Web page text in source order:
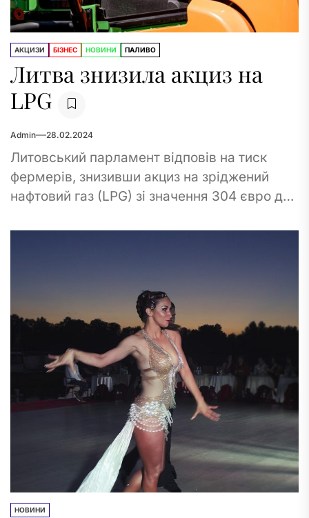
АКЦИЗИ БІЗНЕС НОВИНИ ПАЛИВО
Литва знизила акциз на
LPG
Admin 28.02.2024
Литовський парламент відповів на тиск
фермерів, знизивши акциз на зріджений
нафтовий газ (LPG) зі значення 304 євро до
НОВИНИ